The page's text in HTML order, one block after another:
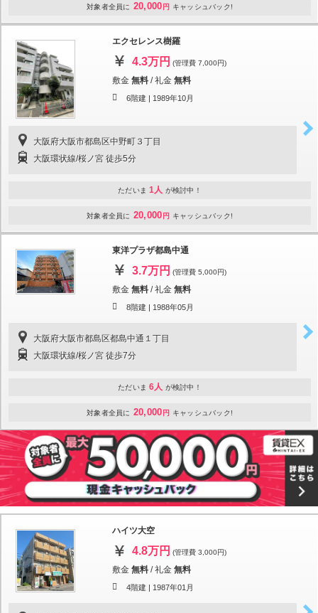
対象者全員に 20,000 円 キャッシュバック!
エクセレンス樹羅
4.3万円 (管理費 7,000円)
敷金 無料 /礼金 無料
6階建 | 1989年10月
大阪府大阪市都島区中野町３丁目
大阪環状線/桜ノ宮 徒歩5分
ただいま 1人 が検討中！
対象者全員に 20,000 円 キャッシュバック!
東洋プラザ都島中通
3.7万円 (管理費 5,000円)
敷金 無料 /礼金 無料
8階建 | 1988年05月
大阪府大阪市都島区都島中通１丁目
大阪環状線/桜ノ宮 徒歩7分
ただいま 6人 が検討中！
対象者全員に 20,000 円 キャッシュバック!
ハイツ大空
4.8万円 (管理費 3,000円)
敷金 無料 /礼金 無料
4階建 | 1987年01月